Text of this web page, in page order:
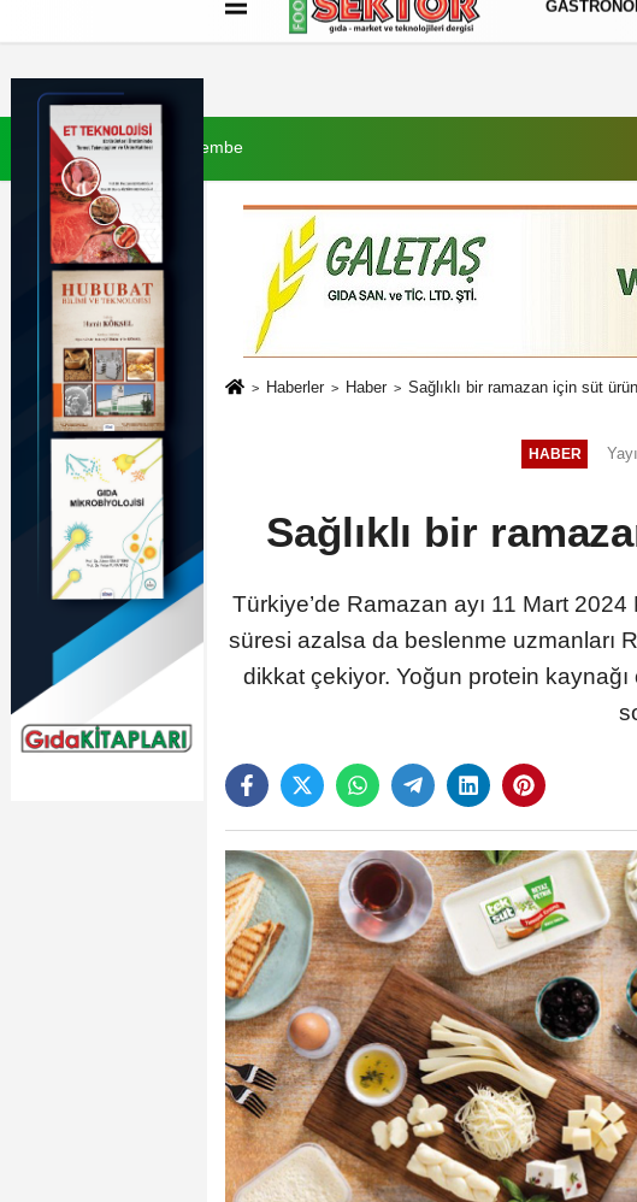
İletişim Çerez Politikası
6 Ağustos 2026, Perşembe
Haberler Haber Sağlıklı bir ramazan için süt
HABER
Sağlıklı bir
Türkiye’de Ramazan ayı 11 Mart
süresi azalsa da beslenme uzmanları
dikkat çekiyor. Yoğun protein